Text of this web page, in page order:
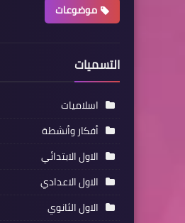
موضوعات
التسميات
اسلاميات
أفكار وأنشطة
الاول الابتدائي
الاول الاعدادي
الاول الثانوي